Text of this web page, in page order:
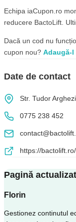
Echipa iaCupon.ro
reducere BactoLift.
Dacă un cod nu
cupon nou? Adaugă-l
Date de contact
Str. Tudor
0775 238 452
https://bactolift.ro/
Pagină
Florin
Gestionez continutul